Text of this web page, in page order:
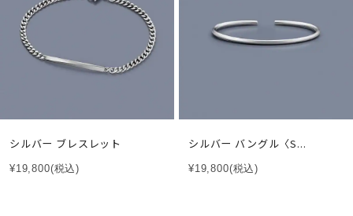
シルバー ブレスレット
¥19,800(税込)
シルバー バングル〈S...
¥19,800(税込)